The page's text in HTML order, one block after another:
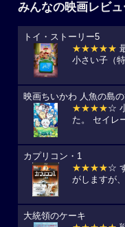
みんなの映画レビ
トイ・ストーリー5
★★★★★
小さい子（
映画ちいかわ 人魚の島
★★★★☆
た。 セイレ
カプリコン・1
★★★★☆
がしますが
大統領のケーキ